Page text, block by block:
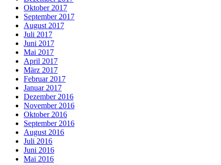
Oktober 2017
September 2017
August 2017
Juli 2017
Juni 2017
Mai 2017
April 2017
März 2017
Februar 2017
Januar 2017
Dezember 2016
November 2016
Oktober 2016
September 2016
August 2016
Juli 2016
Juni 2016
Mai 2016